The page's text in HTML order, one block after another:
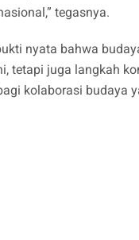
tegasnya.
nyata bahwa
tetapi juga langkah
kolaborasi budaya